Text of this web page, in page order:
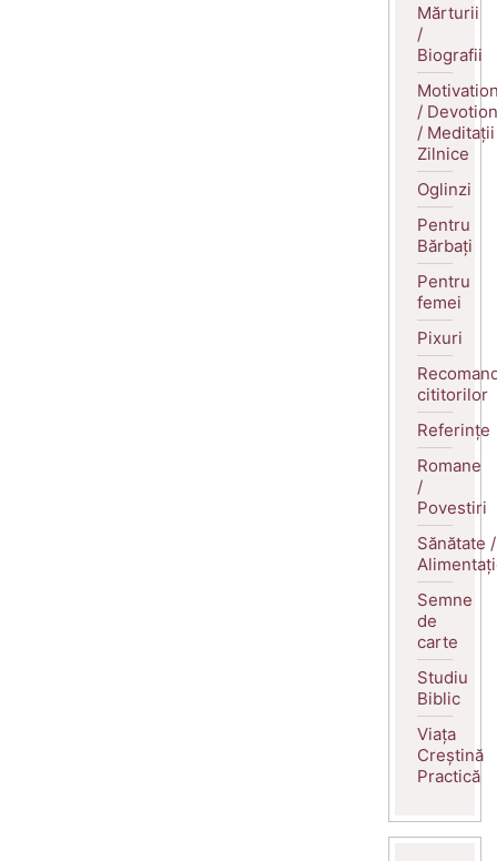
Mărturii
/
Biografii
/
/ Meditații
Zilnice
Oglinzi
Pentru
Bărbați
Pentru
femei
Pixuri
cititorilor
Referințe
Romane
/
Povestiri
Sănătate /
Semne
de
carte
Studiu
Biblic
Viața
Creștină
Practică